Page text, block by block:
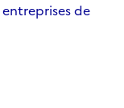
de